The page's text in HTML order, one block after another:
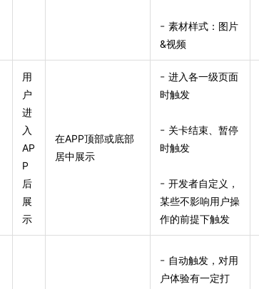
- 素材样式：图片
&视频
用
户
进
入
AP
P
后
展
示
在APP顶部或底部
居中展示
- 进入各一级页面
时触发
- 关卡结束、暂停
时触发
- 开发者自定义，
某些不影响用户操
作的前提下触发
- 自动触发，对用
户体验有一定打